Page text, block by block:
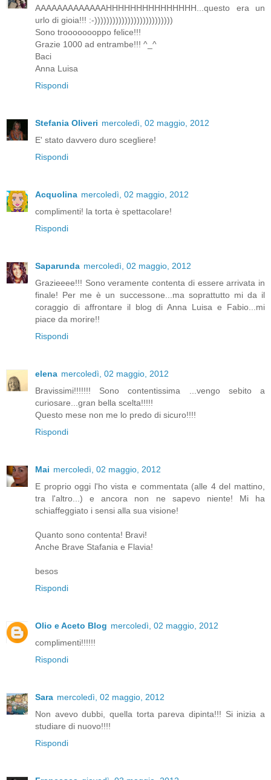
AAAAAAAAAAAAAHHHHHHHHHHHHHHH...questo era un
urlo di gioia!!! :-))))))))))))))))))))))))))
Sono troooooooppo felice!!!
Grazie 1000 ad entrambe!!! ^_^
Baci
Anna Luisa
Rispondi
Stefania Oliveri mercoledì, 02 maggio, 2012
E' stato davvero duro scegliere!
Rispondi
Acquolina mercoledì, 02 maggio, 2012
complimenti! la torta è spettacolare!
Rispondi
Saparunda mercoledì, 02 maggio, 2012
Grazieeee!!! Sono veramente contenta di essere arrivata in
finale! Per me è un successone...ma soprattutto mi da il
coraggio di affrontare il blog di Anna Luisa e Fabio...mi
piace da morire!!
Rispondi
elena mercoledì, 02 maggio, 2012
Bravissimi!!!!!!! Sono contentissima ...vengo sebito a
curiosare...gran bella scelta!!!!!
Questo mese non me lo predo di sicuro!!!!
Rispondi
Mai mercoledì, 02 maggio, 2012
E proprio oggi l'ho vista e commentata (alle 4 del mattino,
tra l'altro...) e ancora non ne sapevo niente! Mi ha
schiaffeggiato i sensi alla sua visione!
Quanto sono contenta! Bravi!
Anche Brave Stafania e Flavia!
besos
Rispondi
Olio e Aceto Blog mercoledì, 02 maggio, 2012
complimenti!!!!!!
Rispondi
Sara mercoledì, 02 maggio, 2012
Non avevo dubbi, quella torta pareva dipinta!!! Si inizia a
studiare di nuovo!!!!
Rispondi